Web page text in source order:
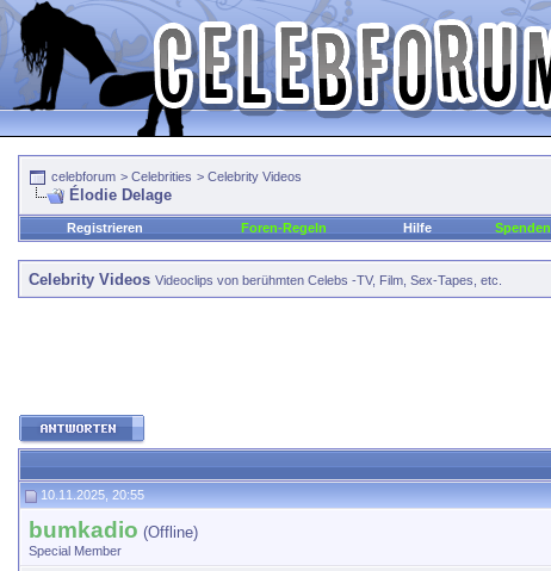
celebforum > Celebrities > Celebrity Videos
Élodie Delage
Registrieren
Foren-Regeln Hilfe Spenden
Celebrity Videos Videoclips von berühmten Celebs -TV, Film, Sex-Tapes, etc.
10.11.2025, 20:55
bumkadio (Offline)
Special Member